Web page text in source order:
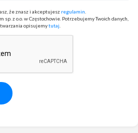
że znasz i akceptujesz regulamin
z o.o. w Częstochowie. Potrzebujemy Twoich danych,
opisujemytutaj